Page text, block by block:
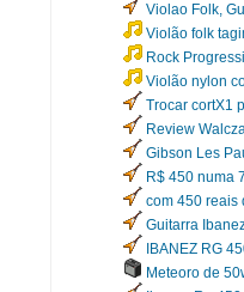
Violao Folk,
Violão folk
Rock
Violão nylon
Trocar cortX1
Review
Gibson Les
R$ 450 numa
com 450 reais
Guitarra
IBANEZ RG
Meteoro de